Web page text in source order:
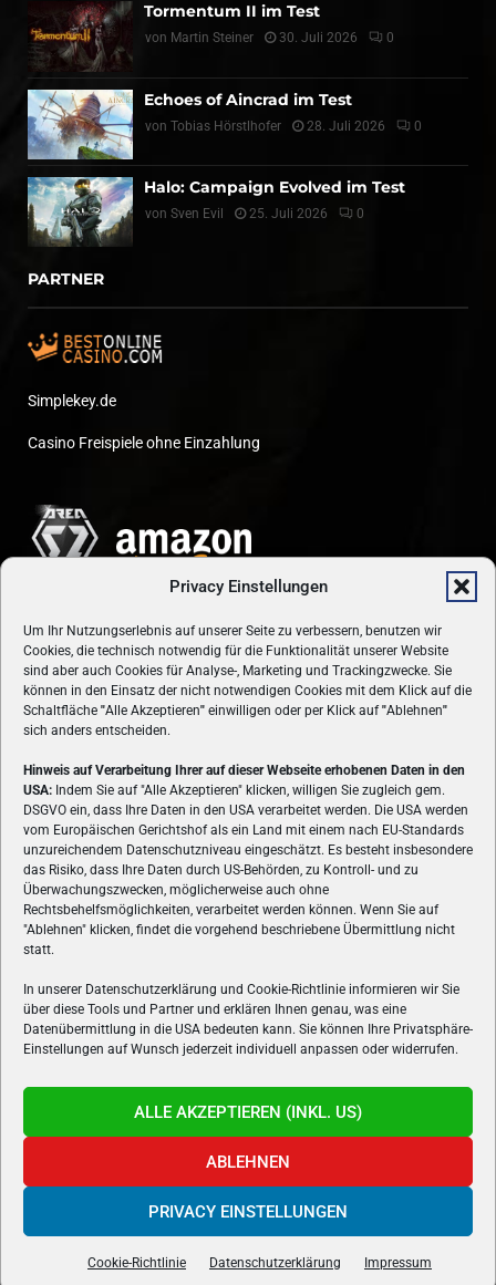
Privacy Einstellungen
Um Ihr Nutzungserlebnis auf unserer Seite zu verbessern, benutzen wir
Cookies, die technisch notwendig für die Funktionalität unserer Website
sind aber auch Cookies für Analyse-, Marketing und Trackingzwecke. Sie
können in den Einsatz der nicht notwendigen Cookies mit dem Klick auf die
Schaltfläche "Alle Akzeptieren" einwilligen oder per Klick auf"Ablehnen"
sich anders entscheiden.
Hinweis auf Verarbeitung Ihrer auf dieser Webseite erhobenen Daten in den
USA: Indem Sie auf "Alle Akzeptieren" klicken, willigen Sie zugleich gem.
DSGVO ein, dass Ihre Daten in den USA verarbeitet werden. Die USA werden
vom Europäischen Gerichtshof als ein Land mit einem nach EU-Standards
unzureichendem Datenschutzniveau eingeschätzt. Es besteht insbesondere
das Risiko, dass Ihre Daten durch US-Behörden, zu Kontroll- und zu
Überwachungszwecken, möglicherweise auch ohne
Rechtsbehelfsmöglichkeiten, verarbeitet werden können. Wenn Sie auf
"Ablehnen" klicken, findet die vorgehend beschriebene Übermittlung nicht
statt.
In unserer Datenschutzerklärung und Cookie-Richtlinie informieren wir Sie
über diese Tools und Partner und erklären Ihnen genau, was eine
Datenübermittlung in die USA bedeuten kann. Sie können Ihre Privatsphäre-
Einstellungen auf Wunsch jederzeit individuell anpassen oder widerrufen.
ALLE AKZEPTIEREN (INKL. US)
ABLEHNEN
PRIVACY EINSTELLUNGEN
Cookie-Richtlinie Datenschutzerklärung Impressum
Tormentum II im Test
von Martin Steiner 30. Juli 2026 0
Echoes of Aincrad im Test
von Tobias Hörstlhofer 28. Juli 2026 0
Halo: Campaign Evolved im Test
von Sven Evil 25. Juli 2026 0
PARTNER
Simplekey.de
Casino Freispiele ohne Einzahlung
ÜBER UNS
VON GAMERN, FÜR GAMER! Gamers.at ist das älteste Online-
Spielemagazin Österreichs und bringt täglich aktuelle News,
Reviews und Videos zu PC- und Konsolenspielen, Gaming-
Hardware und aus der Welt des e-Sport's.
FOLGE UNS
Gamers.at v6 © 1999-2024 All Rights Reserved -Kontakt|Impressum|
Datenschutzerklärung
- Developed by
powered byoverclockers.at